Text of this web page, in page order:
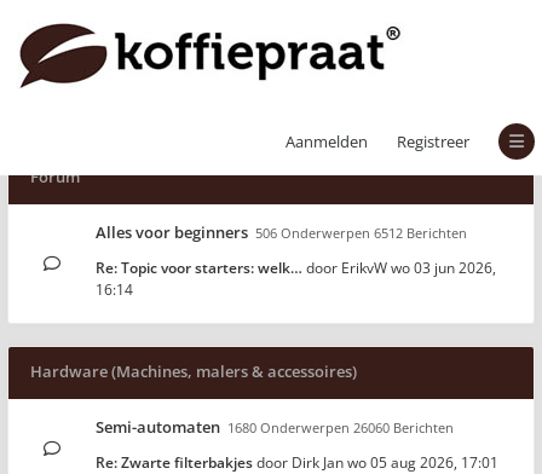
Aanmelden
Registreer
Forum
Alles voor beginners 506 Onderwerpen 6512 Berichten
Re: Topic voor starters: welk… door ErikvWwo 03 jun 2026,
16:14
Hardware (Machines, malers & accessoires)
Semi-automaten 1680 Onderwerpen 26060 Berichten
Re: Zwarte filterbakjesdoor Dirk Janwo 05 aug 2026, 17:01